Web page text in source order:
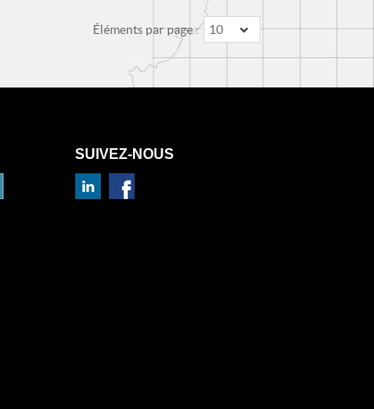
Éléments par page : 10
SUIVEZ-NOUS